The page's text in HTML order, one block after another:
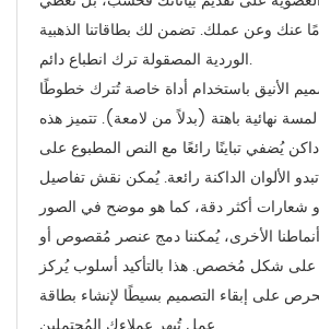
عنك وعن عملك. تضمن لك بطاقاتنا الذهبية
الوردية المصقولة ترك انطباع دائم.
الأنيق باستخدام أداة خاصة تُترك خطوطًا
نهائية باهتة (بدلاً من لامعة). تتميز هذه
داكن يُضفي تباينًا رائعًا مع النص المطبوع على
الألوان الداكنة رائعة. يُمكن نقش تفاصيل
الأخرى، يُمكننا دمج عنصر مُقصوص أو
على شكل مُخصص. هذا بالتأكيد أسلوب يُركز
على إبقاء التصميم بسيطًا لإنشاء بطاقة